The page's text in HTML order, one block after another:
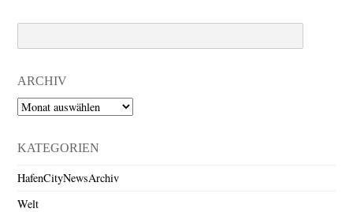
ARCHIV
Archiv
KATEGORIEN
HafenCityNewsArchiv
Welt